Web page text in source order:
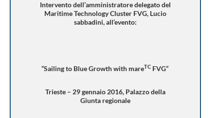
Intervento dell’amministratore delegato del
Maritime Technology Cluster FVG, Lucio
sabbadini, all’evento:
“Sailing to Blue Growth with mareTCFVG”
Trieste – 29 gennaio 2016, Palazzo della
Giunta regionale